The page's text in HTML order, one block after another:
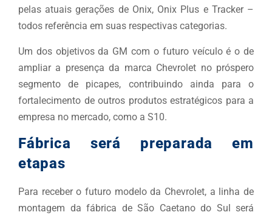
pelas atuais gerações de Onix, Onix Plus e Tracker –
todos referência em suas respectivas categorias.
Um dos objetivos da GM com o futuro veículo é o de
ampliar a presença da marca Chevrolet no próspero
segmento de picapes, contribuindo ainda para o
fortalecimento de outros produtos estratégicos para a
empresa no mercado, como a S10.
Fábrica será preparada em
etapas
Para receber o futuro modelo da Chevrolet, a linha de
montagem da fábrica de São Caetano do Sul será